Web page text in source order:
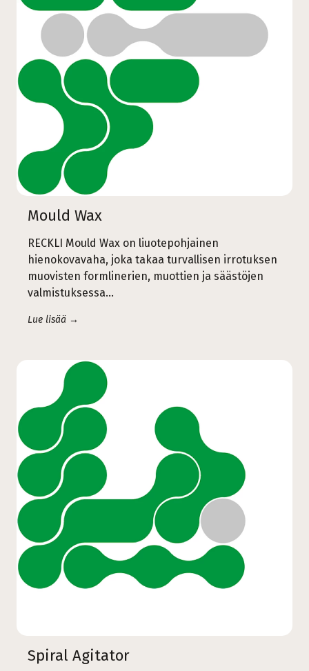
Mould Wax
RECKLI Mould Wax on liuotepohjainen
hienokovavaha, joka takaa turvallisen irrotuksen
muovisten formlinerien, muottien ja säästöjen
valmistuksessa…
Lue lisää →
Spiral Agitator